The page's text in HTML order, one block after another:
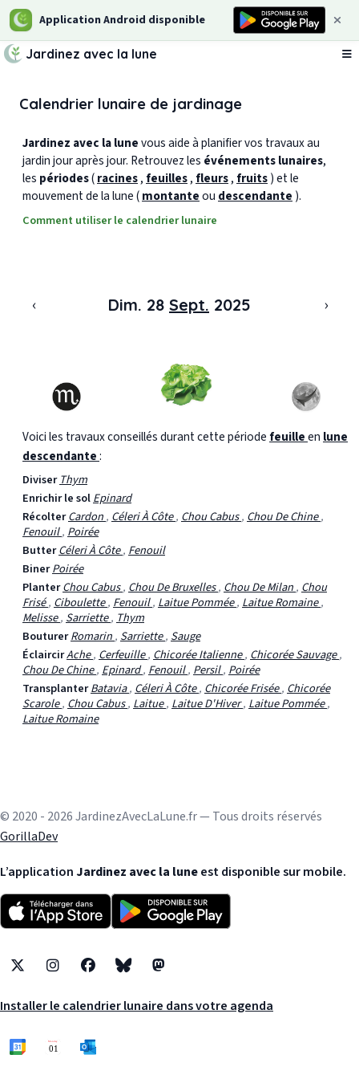
Application Android disponible
Jardinez avec la lune
Calendrier lunaire de jardinage
Jardinez avec la lunevous aide à planifier vos travaux au
jardin jour après jour. Retrouvez les événements lunaires,
les périodes(racines, feuilles, fleurs, fruits) et le
mouvement de la lune (montanteou descendante ).
Comment utiliser le calendrier lunaire
‹ Dim. 28 Sept. 2025 ›
Voici les travaux conseillés durant cette période feuilleen lune
descendante:
Diviser Thym
Enrichir le solEpinard
RécolterCardon, Céleri À Côte, Chou Cabus, Chou De Chine,
Fenouil, Poirée
ButterCéleri À Côte, Fenouil
BinerPoirée
PlanterChou Cabus, Chou De Bruxelles, Chou De Milan, Chou
Frisé, Ciboulette, Fenouil, Laitue Pommée, Laitue Romaine,
Melisse, Sarriette, Thym
BouturerRomarin, Sarriette, Sauge
ÉclaircirAche, Cerfeuille, Chicorée Italienne, Chicorée Sauvage,
Chou De Chine, Epinard, Fenouil, Persil, Poirée
TransplanterBatavia, Céleri À Côte, Chicorée Frisée, Chicorée
Scarole, Chou Cabus, Laitue, Laitue D'Hiver, Laitue Pommée,
Laitue Romaine
© 2020 - 2026 JardinezAvecLaLune.fr — Tous droits réservés
GorillaDev
L’application Jardinez avec la luneest disponible sur mobile.
X InstagramFacebookBlueskyMastodon
Installer le calendrier lunaire dans votre agenda